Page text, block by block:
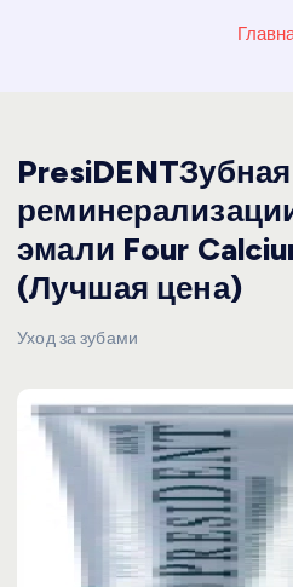
эмали Four
(Лучшая цена)
Уход за зубами